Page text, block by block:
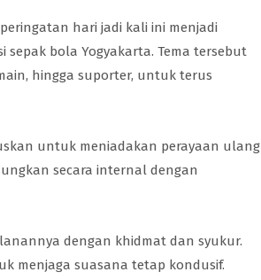
hari jadi kali ini menjadi
bola Yogyakarta. Tema tersebut
hingga suporter, untuk terus
untuk meniadakan perayaan ulang
secara internal dengan
dengan khidmat dan syukur.
menjaga suasana tetap kondusif.